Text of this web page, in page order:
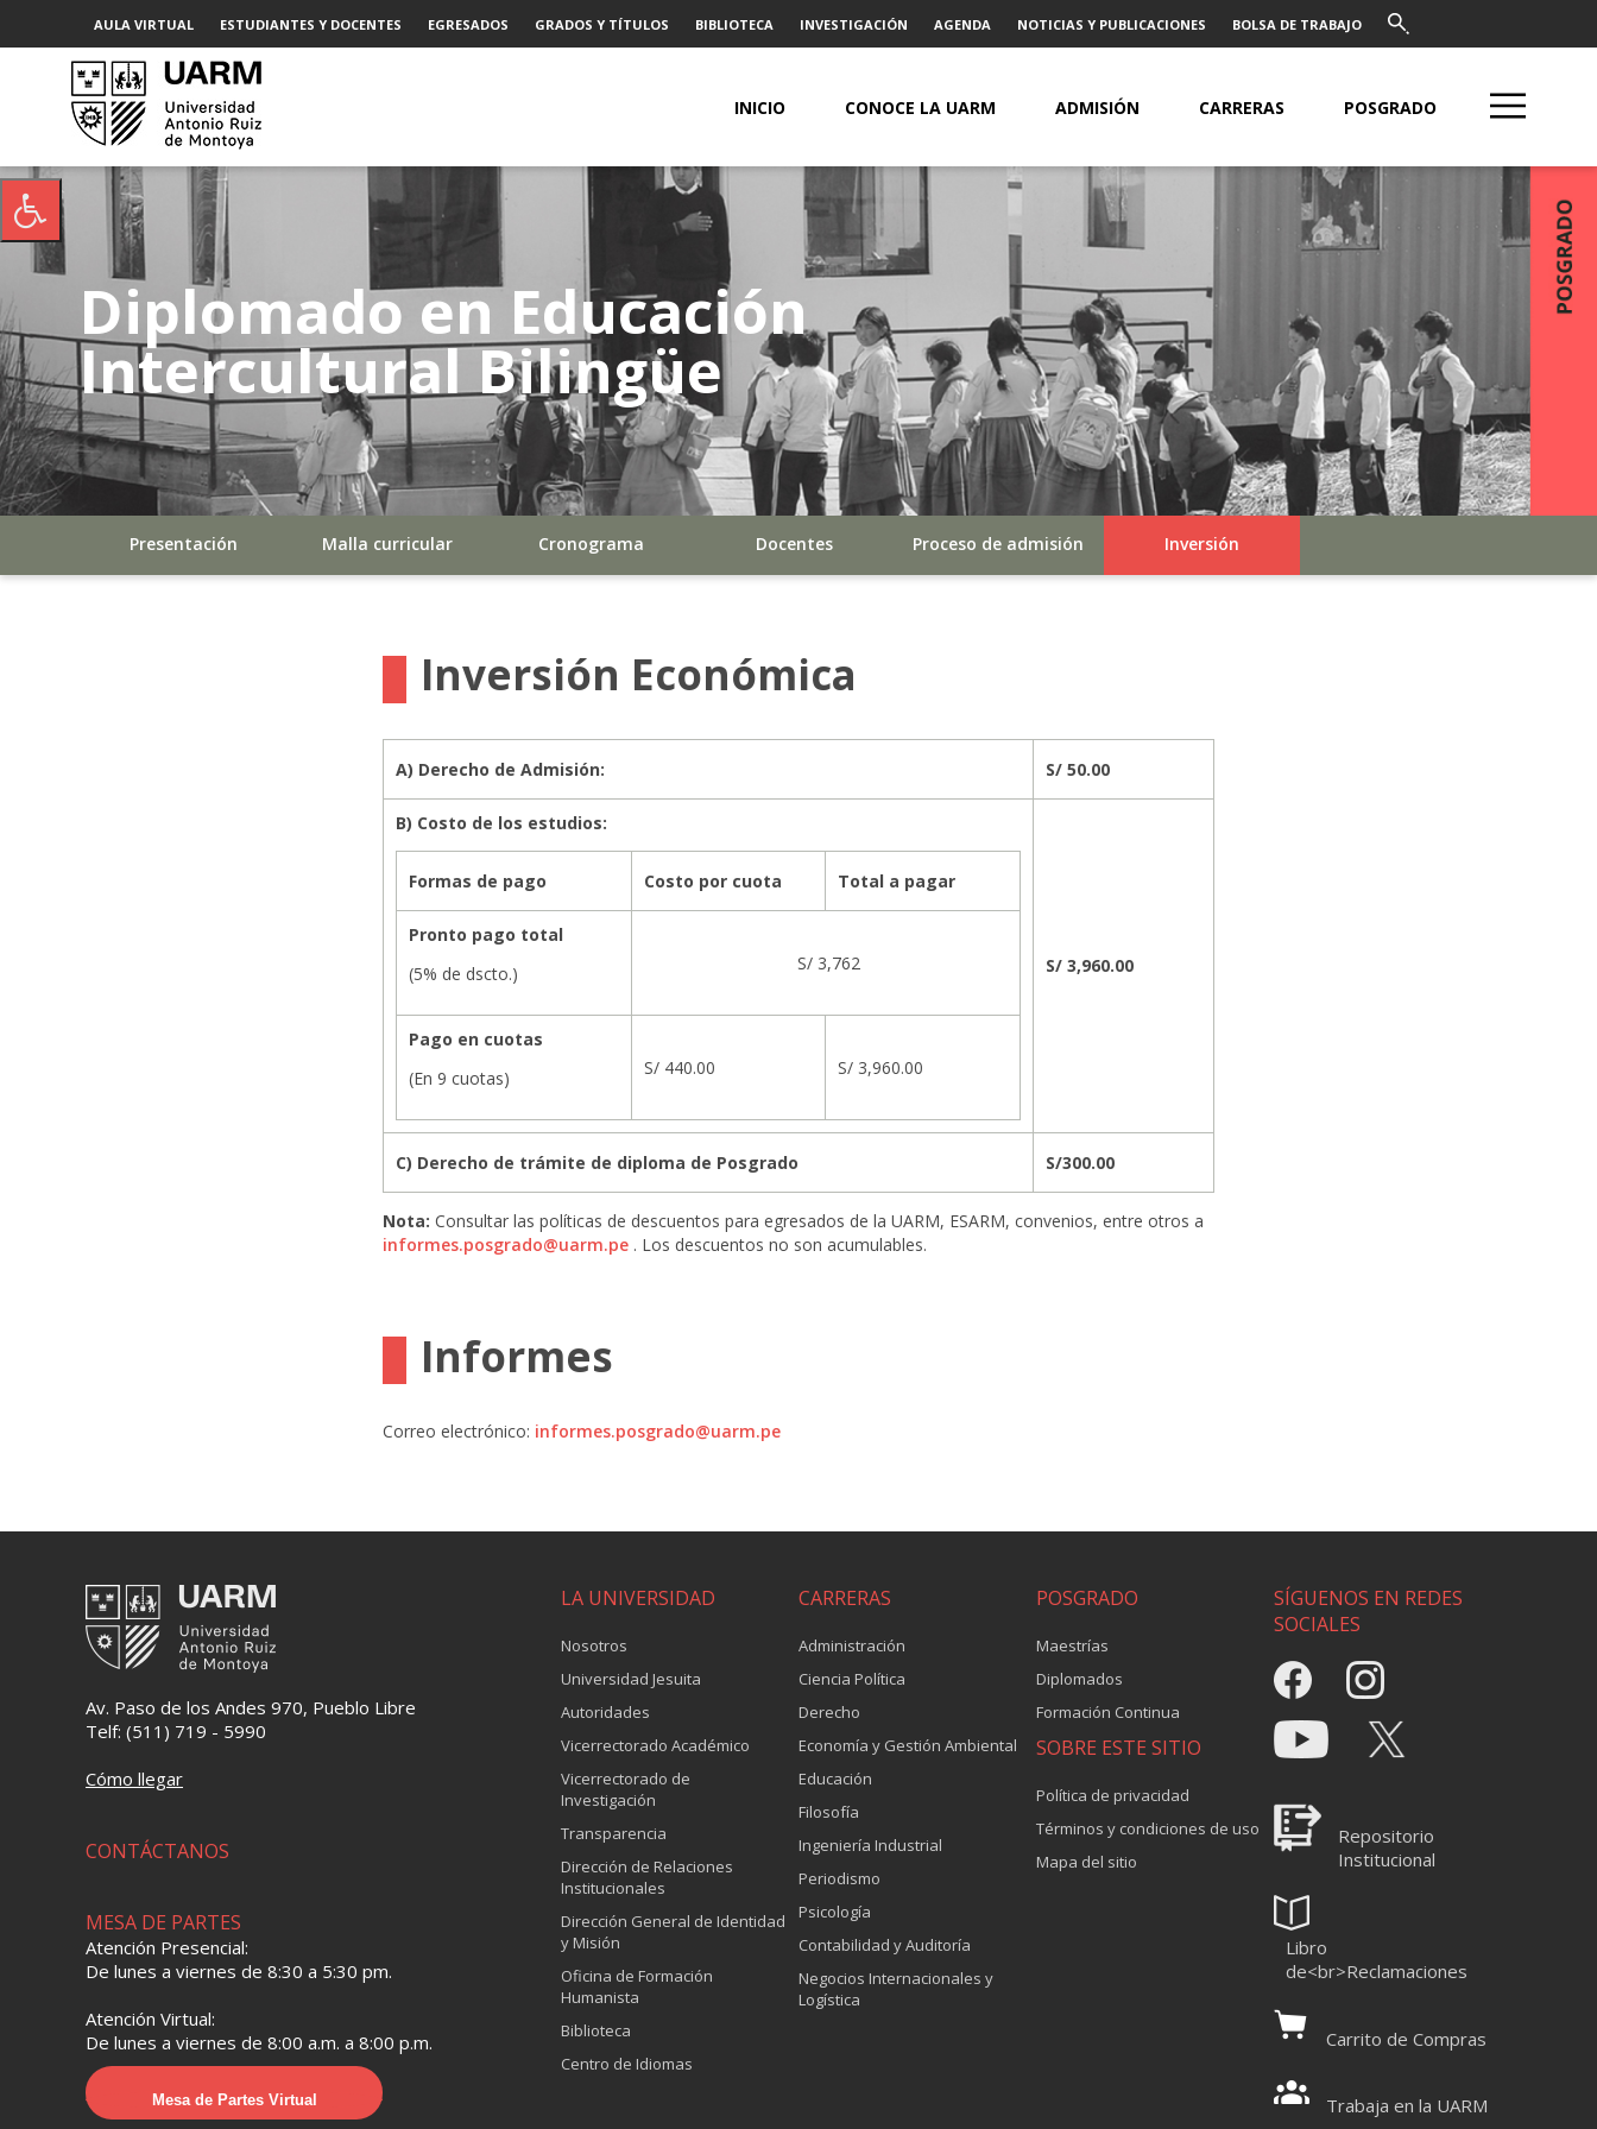
AULA VIRTUAL ESTUDIANTES Y DOCENTES EGRESADOS GRADOS Y TÍTULOS BIBLIOTECA INVESTIGACIÓN AGENDA NOTICIAS Y PUBLICACIONES BOLSA DE TRABAJO
INICIO CONOCE LA UARM ADMISIÓN CARRERAS POSGRADO
Diplomado en Educación
Intercultural Bilingüe
Presentación Malla curricular Cronograma Docentes Proceso de admisión Inversión
Inversión Económica
A) Derecho de Admisión: S/ 50.00
B) Costo de los estudios:
Formas de pago Costo por cuota Total a pagar
Pronto pago total
(5% de dscto.)
S/ 3,762
Pago en cuotas
(En 9 cuotas)
S/ 440.00 S/ 3,960.00
S/ 3,960.00
C) Derecho de trámite de diploma de Posgrado S/300.00
Nota: Consultar las políticas de descuentos para egresados de la UARM, ESARM, convenios, entre otros a
informes.posgrado@uarm.pe . Los descuentos no son acumulables.
Informes
Correo electrónico: informes.posgrado@uarm.pe
Av. Paso de los Andes 970, Pueblo Libre
Telf: (511) 719 - 5990
Cómo llegar
CONTÁCTANOS
MESA DE PARTES
Atención Presencial:
De lunes a viernes de 8:30 a 5:30 pm.
Atención Virtual:
De lunes a viernes de 8:00 a.m. a 8:00 p.m.
Mesa de Partes Virtual
LA UNIVERSIDAD
Nosotros
Universidad Jesuita
Autoridades
Vicerrectorado Académico
Vicerrectorado de
Investigación
Transparencia
Dirección de Relaciones
Institucionales
Dirección General de Identidad
y Misión
Oficina de Formación
Humanista
Biblioteca
Centro de Idiomas
CARRERAS
Administración
Ciencia Política
Derecho
Economía y Gestión Ambiental
Educación
Filosofía
Ingeniería Industrial
Periodismo
Psicología
Contabilidad y Auditoría
Negocios Internacionales y
Logística
POSGRADO
Maestrías
Diplomados
Formación Continua
SOBRE ESTE SITIO
Política de privacidad
Términos y condiciones de uso
Mapa del sitio
SÍGUENOS EN REDES
SOCIALES
Repositorio
Institucional
Libro
de<br>Reclamaciones
Carrito de Compras
Trabaja en la UARM